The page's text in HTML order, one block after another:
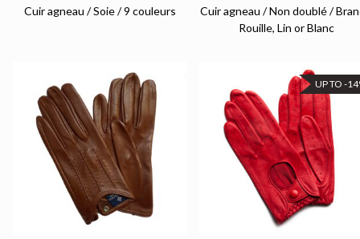
Cuir agneau / Soie / 9 couleurs
Cuir agneau / Non doublé /
Rouille, Lin or Blanc
QUICK VIEW
UP TO -
QUICK VIEW